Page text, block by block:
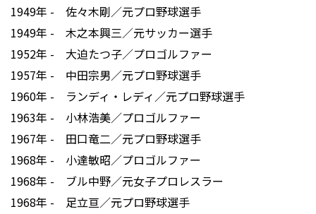
1949年 - 佐々木剛／元プロ野球選手
1949年 - 木之本興三／元サッカー選手
1952年 - 大迫たつ子／プロゴルファー
1957年 - 中田宗男／元プロ野球選手
1960年 - ランディ・レディ／元プロ野球選手
1963年 - 小林浩美／プロゴルファー
1967年 - 田口竜二／元プロ野球選手
1968年 - 小達敏昭／プロゴルファー
1968年 - ブル中野／元女子プロレスラー
1968年 - 足立亘／元プロ野球選手